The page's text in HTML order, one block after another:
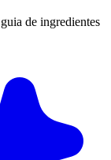
de ingredientes